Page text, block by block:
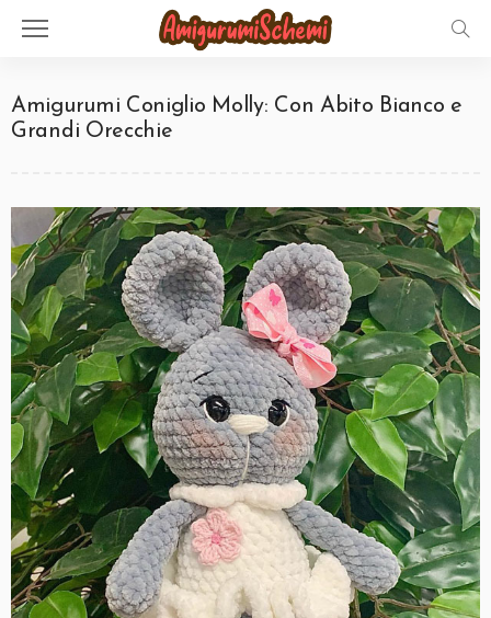
Amigurumi Coniglio Molly: Con Abito Bianco e
Grandi Orecchie